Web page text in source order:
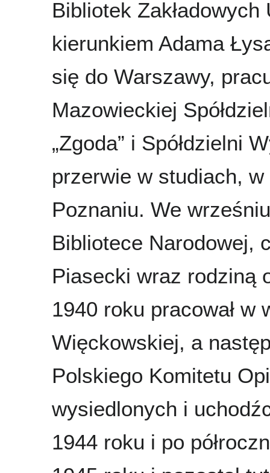
Bibliotek
kierunkiem Adama
się do Warszawy,
Mazowieckiej
„Zgoda” i Spółdzielni
przerwie w studiach,
Poznaniu. We
Bibliotece Narodowej,
Piasecki wraz rodziną
1940 roku pracował
Więckowskiej, a
Polskiego Komitetu
wysiedlonych i
1944 roku i po